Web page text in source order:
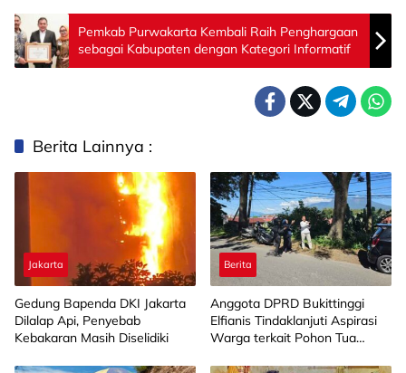
Pemkab Purwakarta Kembali Raih Penghargaan
sebagai Kabupaten dengan Kategori Informatif
Berita Lainnya :
Jakarta
Gedung Bapenda DKI Jakarta
Dilalap Api, Penyebab
Kebakaran Masih Diselidiki
Berita
Anggota DPRD Bukittinggi
Elfianis Tindaklanjuti Aspirasi
Warga terkait Pohon Tua